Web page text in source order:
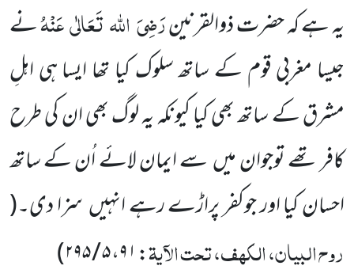
یہ ہے کہ حضرت ذوالقرنینرَضِیَاللہتَعَالٰیعَنْہُنے
جیسا مغربی قوم کے ساتھ سلوک کیا تھا ایسا ہی اہلِ
مشرق کے ساتھ بھی کیا کیونکہ یہ لوگ بھی ان کی طرح
کافر تھے توجوان میںسے ایمان لائے اُن کے ساتھ
احسان کیا اور جوکفر پراڑے رہے انہیںسزا دی۔(
روح البیان، الکہف، تحت الآیۃ: ۹۱، ۵ / ۲۹۵ )